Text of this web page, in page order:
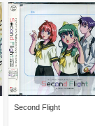
Second Flight